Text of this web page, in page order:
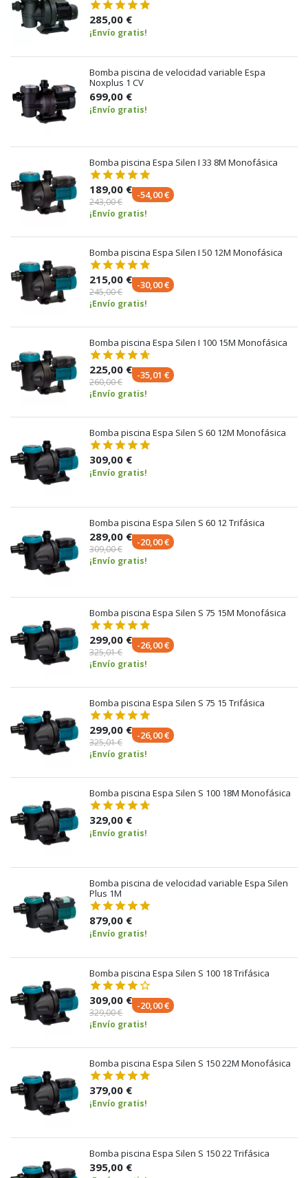
285,00 €
¡Envío gratis!
Bomba piscina de velocidad variable Espa
Noxplus 1 CV
699,00 €
¡Envío gratis!
Bomba piscina Espa Silen I 33 8M Monofásica
189,00 €
243,00 €
-54,00 €
¡Envío gratis!
Bomba piscina Espa Silen I 50 12M Monofásica
215,00 €
245,00 €
-30,00 €
¡Envío gratis!
Bomba piscina Espa Silen I 100 15M Monofásica
225,00 €
260,00 €
-35,01 €
¡Envío gratis!
Bomba piscina Espa Silen S 60 12M Monofásica
309,00 €
¡Envío gratis!
Bomba piscina Espa Silen S 60 12 Trifásica
289,00 €
309,00 €
-20,00 €
¡Envío gratis!
Bomba piscina Espa Silen S 75 15M Monofásica
299,00 €
325,01 €
-26,00 €
¡Envío gratis!
Bomba piscina Espa Silen S 75 15 Trifásica
299,00 €
325,01 €
-26,00 €
¡Envío gratis!
Bomba piscina Espa Silen S 100 18M Monofásica
329,00 €
¡Envío gratis!
Bomba piscina de velocidad variable Espa Silen
Plus 1M
879,00 €
¡Envío gratis!
Bomba piscina Espa Silen S 100 18 Trifásica
309,00 €
329,00 €
-20,00 €
¡Envío gratis!
Bomba piscina Espa Silen S 150 22M Monofásica
379,00 €
¡Envío gratis!
Bomba piscina Espa Silen S 150 22 Trifásica
395,00 €